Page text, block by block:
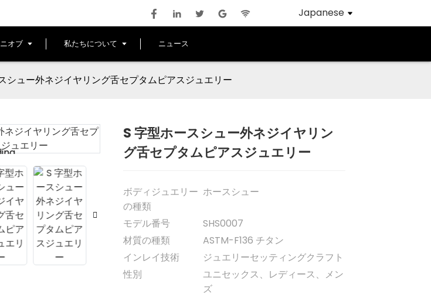
Japanese
ニオブ 私たちについて ニュース
シュー外ネジイヤリング舌セプタムピアスジュエリー
Loading...
Loading...
S 字型ホースシュー外ネジイヤリン
グ舌セプタムピアスジュエリー
ボディジュエリー
の種類
ホースシュー
モデル番号
SHS0007
材質の種類
ASTM-F136 チタン
インレイ技術
ジュエリーセッティングクラフト
性別
ユニセックス、レディース、メン
ズ